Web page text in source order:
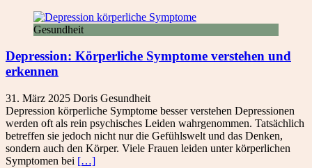
Gesundheit
Depression: Körperliche Symptome verstehen und
erkennen
31. März 2025 Doris Gesundheit
Depression körperliche Symptome besser verstehen Depressionen
werden oft als rein psychisches Leiden wahrgenommen. Tatsächlich
betreffen sie jedoch nicht nur die Gefühlswelt und das Denken,
sondern auch den Körper. Viele Frauen leiden unter körperlichen
Symptomen bei […]